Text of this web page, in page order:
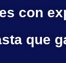
con
que